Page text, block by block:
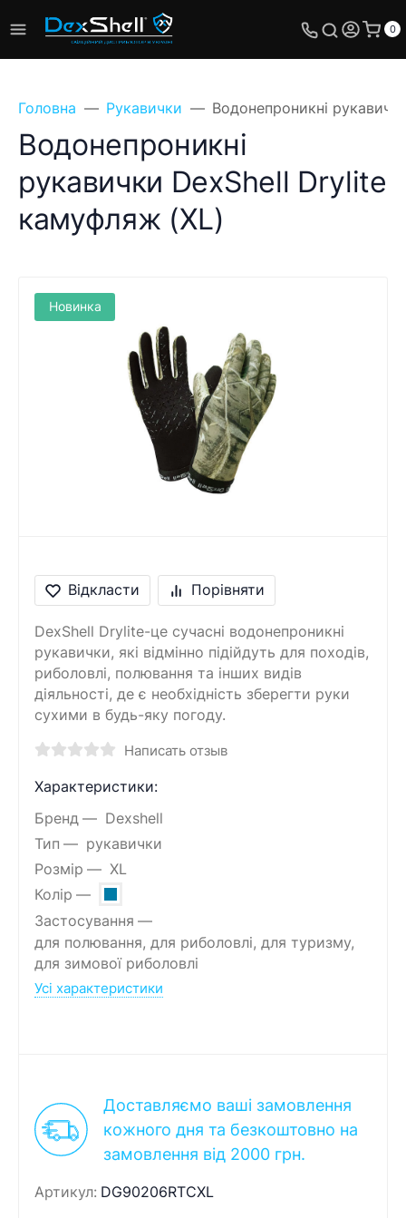
0
Головна Рукавички Водонепроникні
Водонепроникні
рукавички DexShell Drylite
камуфляж (XL)
Новинка
Відкласти Порівняти
DexShell Drylite-це сучасні водонепроникні
рукавички, які відмінно підійдуть для походів,
риболовлі, полювання та інших видів
діяльності, де є необхідність зберегти руки
сухими в будь-яку погоду.
Написать отзыв
Характеристики:
Бренд
Dexshell
Тип
рукавички
Розмір
XL
Колір
Застосування
для полювання, для риболовлі, для туризму,
для зимової риболовлі
Усі характеристики
Доставляємо ваші замовлення
кожного дня та безкоштовно на
замовлення від 2000 грн.
Артикул: DG90206RTCXL